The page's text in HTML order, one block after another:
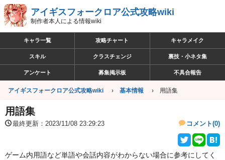
アイギスフォークロア公式攻略wiki
制作者本人による情報wiki
キャラ一覧 攻略チャート キャラメイク
スキル クラスチェンジ 裏技・小ネタ集
アンケート 募集掲示板 不具合報告
アイギスフォークロア公式攻略wiki 基本情報 用語集
用語集
最終更新：2023/11/08 23:29:23 コメント(0)
ゲーム内用語など単語や会話内容がわからない場合に参考にしてく